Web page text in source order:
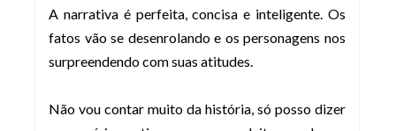
A narrativa é perfeita, concisa e inteligente. Os
fatos vão se desenrolando e os personagens nos
surpreendendo com suas atitudes.
Não vou contar muito da história, só posso dizer